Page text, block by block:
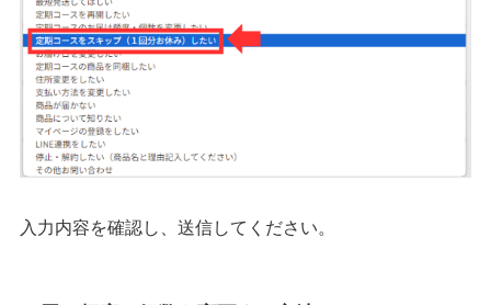
入力内容を確認し、送信してください。